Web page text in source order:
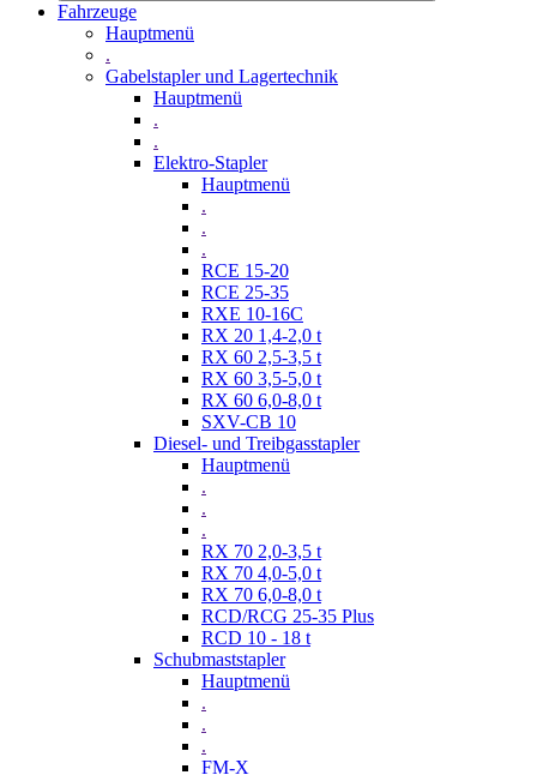
Fahrzeuge
Hauptmenü
.
Gabelstapler und Lagertechnik
Hauptmenü
.
.
Elektro-Stapler
Hauptmenü
.
.
.
RCE 15-20
RCE 25-35
RXE 10-16C
RX 20 1,4-2,0 t
RX 60 2,5-3,5 t
RX 60 3,5-5,0 t
RX 60 6,0-8,0 t
SXV-CB 10
Diesel- und Treibgasstapler
Hauptmenü
.
.
.
RX 70 2,0-3,5 t
RX 70 4,0-5,0 t
RX 70 6,0-8,0 t
RCD/RCG 25-35 Plus
RCD 10 - 18 t
Schubmaststapler
Hauptmenü
.
.
.
FM-X